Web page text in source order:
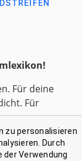
Für deine
Für
zu personalisieren
Durch
der Verwendung